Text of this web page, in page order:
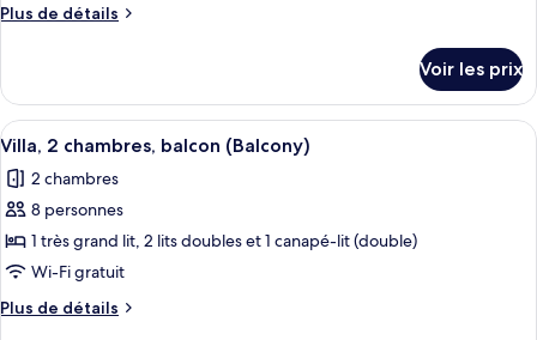
chambre :
chambre,
balcon
(Balcony)
Plus de détails
Plus
le
type
de
Chambre,
balcon
(Balcony)
Voir les prix
Afficher
toutes
les
photos
pour
ce
type
de
Un salon comprenant un coin
3
Villa, 2 chambres, balcon (Balcony)
2 chambres
8 personnes
1 très grand lit, 2 lits doubles et 1 canapé-lit (double)
Wi-Fi gratuit
Plus de détails
Plus